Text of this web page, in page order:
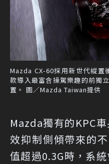
Mazda CX-60採用新世代縱置
款導入最富含操駕樂趣的前獨
置。 圖／Mazda Taiwan提供
Mazda獨有的KPC
效抑制側傾帶來的
值超過0.3G時，系